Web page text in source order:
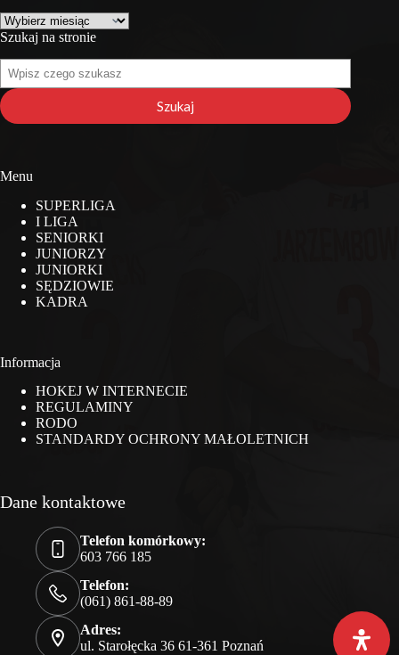
Archiwa
Szukaj na stronie
na
stronie
Szukaj
Menu
SUPERLIGA
I LIGA
SENIORKI
JUNIORZY
JUNIORKI
SĘDZIOWIE
KADRA
Informacja
HOKEJ W INTERNECIE
REGULAMINY
RODO
STANDARDY OCHRONY MAŁOLETNICH
Dane kontaktowe
Telefon komórkowy:
603 766 185
Telefon:
(061) 861-88-89
Adres:
ul. Starołęcka 36 61-361 Poznań